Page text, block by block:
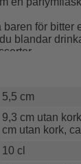
baren för bitter
blandar
för att kunna
glas med text.
glas.
5,5 cm
9,3 cm utan
cm utan kork,
10 cl